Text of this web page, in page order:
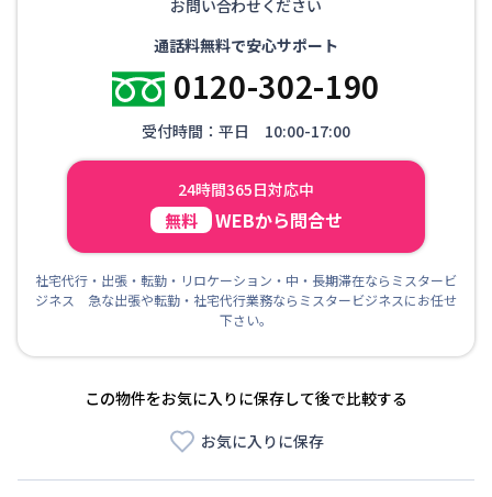
お問い合わせください
通話料無料で安心サポート
0120-302-190
受付時間：平日 10:00-17:00
24時間365日対応中
無料 WEBから問合せ
社宅代行・出張・転勤・リロケーション・中・長期滞在ならミスタービ
ジネス 急な出張や転勤・社宅代行業務ならミスタービジネスにお任せ
下さい。
この物件をお気に入りに保存して後で比較する
お気に入りに保存